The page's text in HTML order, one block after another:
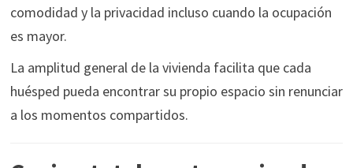
comodidad y la privacidad incluso cuando la ocupación
es mayor.
La amplitud general de la vivienda facilita que cada
huésped pueda encontrar su propio espacio sin renunciar
a los momentos compartidos.